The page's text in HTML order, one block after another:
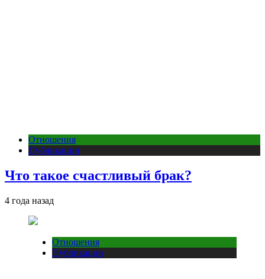
Отношения
Публикации
Что такое счастливый брак?
4 года назад
Отношения
Публикации